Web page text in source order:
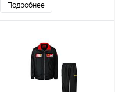
Подробнее